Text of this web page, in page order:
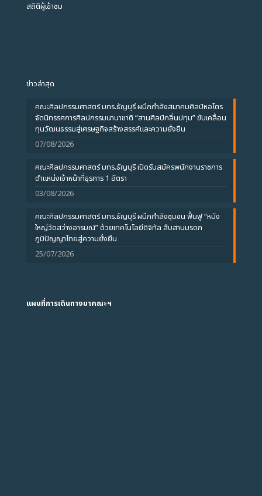
สถิติผู้เข้าชม
ข่าวล่าสุด
คณะศิลปกรรมศาสตร์ มทร.ธัญบุรี ผนึกกำลังสมาคมศิลป์หอไตร
จัดนิทรรศการศิลปกรรมนานาชาติ “สานศิลป์กลิ่นปทุม” ขับเคลื่อน
ทุนวัฒนธรรมสู่เศรษฐกิจสร้างสรรค์และความยั่งยืน
07/08/2026
คณะศิลปกรรมศาสตร์ มทร.ธัญบุรี เปิดรับสมัครพนักงานราชการ
ตำแหน่งเจ้าหน้าที่ธุรการ 1 อัตรา
03/08/2026
คณะศิลปกรรมศาสตร์ มทร.ธัญบุรี ผนึกกำลังชุมชน ฟื้นฟู “หนัง
ใหญ่วัดสว่างอารมณ์” ด้วยเทคโนโลยีดิจิทัล สืบสานมรดก
ภูมิปัญญาไทยสู่ความยั่งยืน
25/07/2026
แผนที่การเดินทางมาคณะฯ